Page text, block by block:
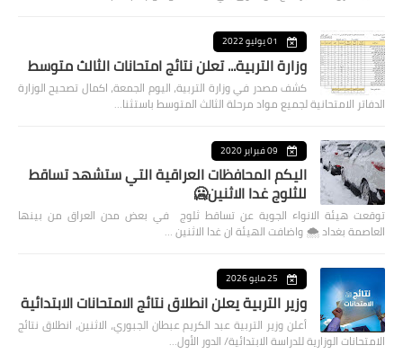
01 يوليو 2022
وزارة التربية... تعلن نتائج امتحانات الثالث متوسط
كشف مصدر في وزارة التربية، اليوم الجمعة، اكمال تصحيح الوزارة
الدفاتر الامتحانية لجميع مواد مرحلة الثالث المتوسط باستثنا…
09 فبراير 2020
اليكم المحافظات العراقية التي ستشهد تساقط
للثلوج غدا الاثنين🥶
توقعت هيئة الانواء الجوية عن تساقط ثلوج في بعض مدن العراق من بينها
العاصمة بغداد ⁦🌨️⁩ واضافت الهيئة ان غدا الاثنين …
25 مايو 2026
وزير التربية يعلن انطلاق نتائج الامتحانات الابتدائية
أعلن وزير التربية عبد الكريم عبطان الجبوري، الاثنين، انطلاق نتائج
الامتحانات الوزارية للدراسة الابتدائية/ الدور الأول…